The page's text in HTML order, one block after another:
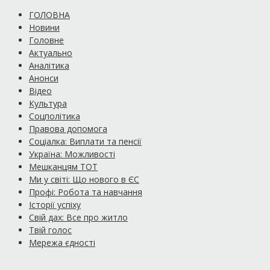
ГОЛОВНА
Новини
Головне
Актуально
Аналітика
Анонси
Відео
Культура
Соцполітика
Правова допомога
Соціалка: Виплати та пенсії
Україна: Можливості
Мешканцям ТОТ
Ми у світі: Що нового в ЄС
Профі: Робота та навчання
Історії успіху
Свій дах: Все про житло
Твій голос
Мережа єдності